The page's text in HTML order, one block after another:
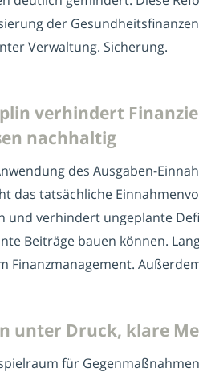
der
Verwaltung. Sicherung.
verhindert
nachhaltig
des Ausgaben-
das tatsächliche
und verhindert ungeplante
Beiträge bauen können.
Finanzmanagement.
unter Druck, klare
für